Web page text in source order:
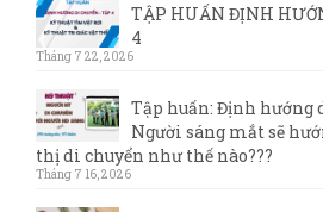
TẬP HUẤN ĐỊNH
4
Tháng 7 22, 2026
Tập huấn: Định hướng
Người sáng mắt sẽ
thị di chuyển như thế nào???
Tháng 7 16, 2026